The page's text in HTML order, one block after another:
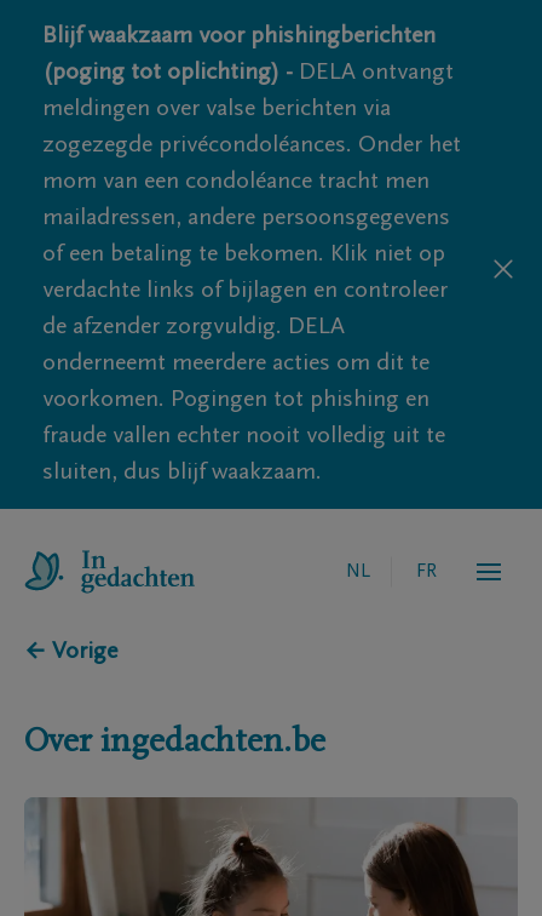
Blijf waakzaam voor phishingberichten
(poging tot oplichting) - DELA ontvangt
meldingen over valse berichten via
zogezegde privécondoléances. Onder het
mom van een condoléance tracht men
mailadressen, andere persoonsgegevens
of een betaling te bekomen. Klik niet op
verdachte links of bijlagen en controleer
de afzender zorgvuldig. DELA
onderneemt meerdere acties om dit te
voorkomen. Pogingen tot phishing en
fraude vallen echter nooit volledig uit te
sluiten, dus blijf waakzaam.
NL FR
← Vorige
Over ingedachten.be